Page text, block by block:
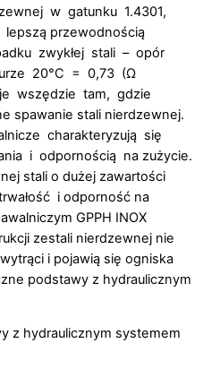
w gatunku 1.4301,
przewodnością
zwykłej stali – opór
20°C = 0,73 (Ω
wszędzie tam, gdzie
spawanie stali nierdzewnej.
charakteryzują się
i odpornością na zużycie.
stali o dużej zawartości
i odporność na
GPPH INOX
zestali nierdzewnej nie
i pojawią się ogniska
podstawy z hydraulicznym
z hydraulicznym systemem